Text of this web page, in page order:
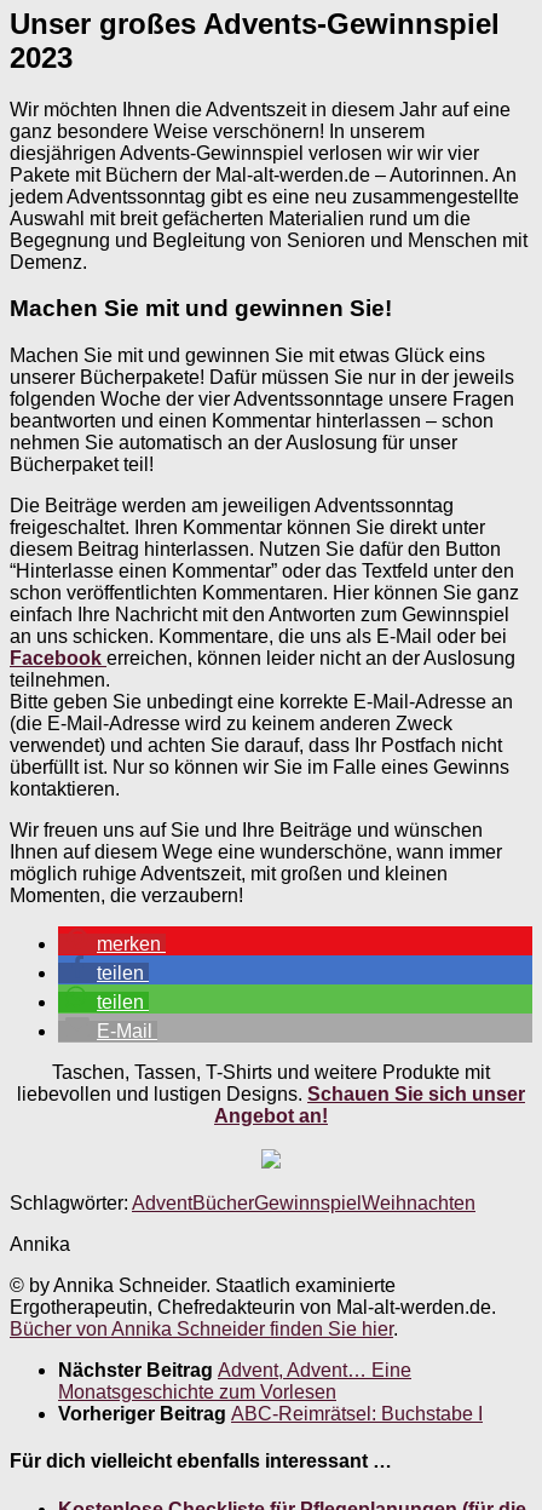
Unser großes Advents-Gewinnspiel
2023
Wir möchten Ihnen die Adventszeit in diesem Jahr auf eine
ganz besondere Weise verschönern! In unserem
diesjährigen Advents-Gewinnspiel verlosen wir wir vier
Pakete mit Büchern der Mal-alt-werden.de – Autorinnen. An
jedem Adventssonntag gibt es eine neu zusammengestellte
Auswahl mit breit gefächerten Materialien rund um die
Begegnung und Begleitung von Senioren und Menschen mit
Demenz.
Machen Sie mit und gewinnen Sie!
Machen Sie mit und gewinnen Sie mit etwas Glück eins
unserer Bücherpakete! Dafür müssen Sie nur in der jeweils
folgenden Woche der vier Adventssonntage unsere Fragen
beantworten und einen Kommentar hinterlassen – schon
nehmen Sie automatisch an der Auslosung für unser
Bücherpaket teil!
Die Beiträge werden am jeweiligen Adventssonntag
freigeschaltet. Ihren Kommentar können Sie direkt unter
diesem Beitrag hinterlassen. Nutzen Sie dafür den Button
“Hinterlasse einen Kommentar” oder das Textfeld unter den
schon veröffentlichten Kommentaren. Hier können Sie ganz
einfach Ihre Nachricht mit den Antworten zum Gewinnspiel
an uns schicken. Kommentare, die uns als E-Mail oder bei
Facebook erreichen, können leider nicht an der Auslosung
teilnehmen.
Bitte geben Sie unbedingt eine korrekte E-Mail-Adresse an
(die E-Mail-Adresse wird zu keinem anderen Zweck
verwendet) und achten Sie darauf, dass Ihr Postfach nicht
überfüllt ist. Nur so können wir Sie im Falle eines Gewinns
kontaktieren.
Wir freuen uns auf Sie und Ihre Beiträge und wünschen
Ihnen auf diesem Wege eine wunderschöne, wann immer
möglich ruhige Adventszeit, mit großen und kleinen
Momenten, die verzaubern!
merken
teilen
teilen
E-Mail
Taschen, Tassen, T-Shirts und weitere Produkte mit
liebevollen und lustigen Designs. Schauen Sie sich unser
Angebot an!
Schlagwörter: AdventBücherGewinnspiel Weihnachten
Annika
© by Annika Schneider. Staatlich examinierte
Ergotherapeutin, Chefredakteurin von Mal-alt-werden.de.
Bücher von Annika Schneider finden Sie hier.
Nächster Beitrag Advent, Advent… Eine
Monatsgeschichte zum Vorlesen
Vorheriger Beitrag ABC-Reimrätsel: Buchstabe I
Für dich vielleicht ebenfalls interessant …